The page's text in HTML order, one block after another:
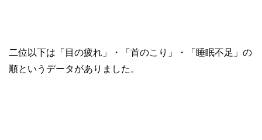
二位以下は「目の疲れ」・「首のこり」・「睡眠不足」の
順というデータがありました。